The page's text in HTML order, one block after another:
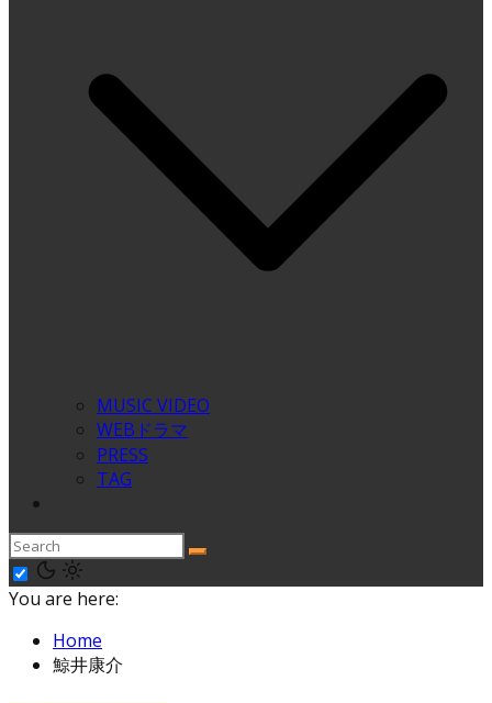
MUSIC VIDEO
WEBドラマ
PRESS
TAG
You are here:
Home
鯨井康介